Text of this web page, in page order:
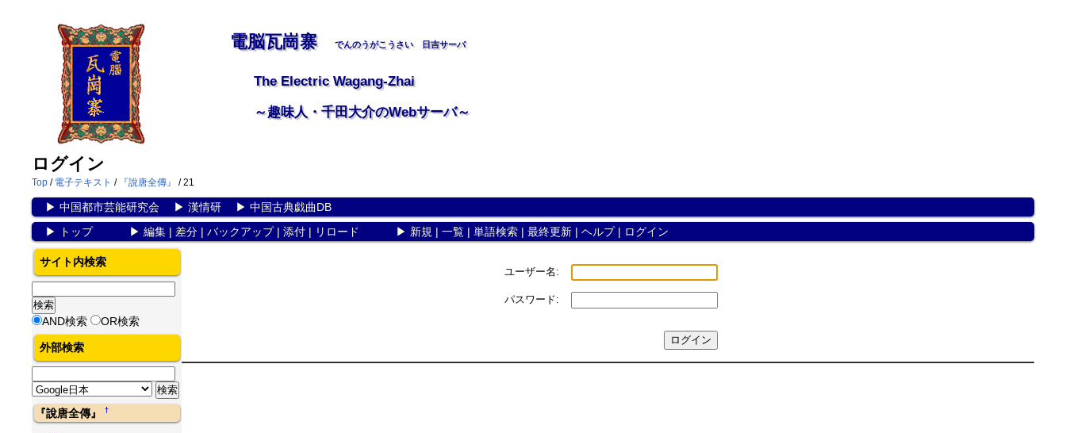
電脳瓦崗寨 でんのうがこうさい 日吉サーバ
The Electric Wagang-Zhai
～趣味人・千田大介のWebサーバ～
ログイン
Top/ 電子テキスト / 『說唐全傳』 / 21
▶ 中国都市芸能研究会▶ 漢情研▶ 中国古典戯曲DB
▶
トップ▶ 編集| 差分| バックアップ| 添付| リロード ▶ 新規 | 一覧| 単語検索| 最終更新| ヘルプ| ログイン
ユーザー名:
パスワード:
サイト内検索
AND検索 OR検索
外部検索
『說唐全傳』†